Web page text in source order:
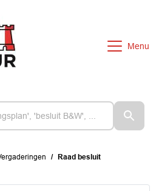
Menu
Raad besluit